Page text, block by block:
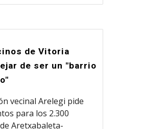
de Vitoria
de ser un "barrio
vecinal Arelegi pide
para los 2.300
Aretxabaleta-